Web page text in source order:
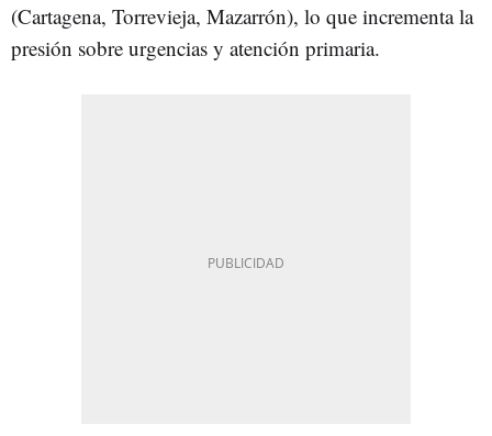
(Cartagena, Torrevieja, Mazarrón), lo que incrementa la
presión sobre urgencias y atención primaria.